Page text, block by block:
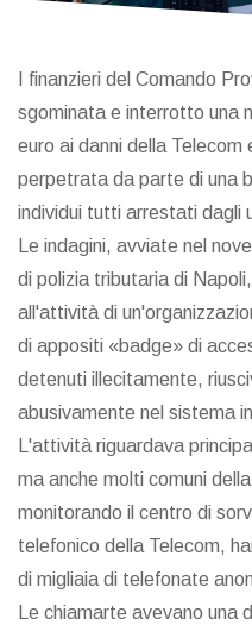
I finanzieri del Comando
sgominata e interrotto una
euro ai danni della Telecom
perpetrata da parte di una
individui tutti arrestati dagli
Le indagini, avviate nel
di polizia tributaria di
all'attività di
di appositi «badge» di
detenuti illecitamente,
abusivamente nel sistema
L'attività riguardava
ma anche molti comuni
monitorando il centro di
telefonico della Telecom,
di migliaia di telefonate
Le chiamarte avevano una